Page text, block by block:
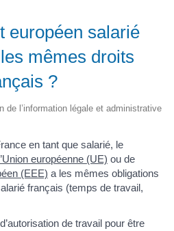
européen salarié
mêmes droits
?
de l’information légale et administrative
en tant que salarié, le
européenne (UE) ou de
(EEE) a les mêmes obligations
français (temps de travail,
de travail pour être